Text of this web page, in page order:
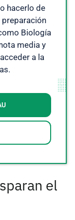
hacerlo de
Biología
media y
a la
el